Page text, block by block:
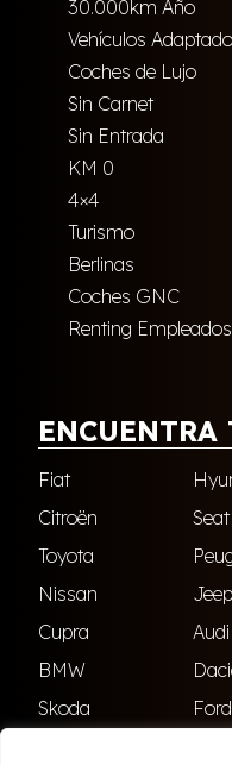
30.000km Año
Vehículos
Coches de Lujo
Sin Carnet
Sin Entrada
KM 0
4×4
Turismo
Berlinas
Coches GNC
Renting Empleados
Fiat
Citroën
Seat
Toyota
Nissan
Jeep
Cupra
Audi
BMW
Skoda
Ford